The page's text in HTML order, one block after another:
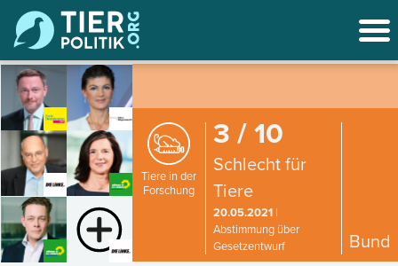
Tiere in der
Forschung
3 / 10
Schlecht für
Tiere
20.05.2021|
Abstimmung über
Gesetzentwurf
Bund